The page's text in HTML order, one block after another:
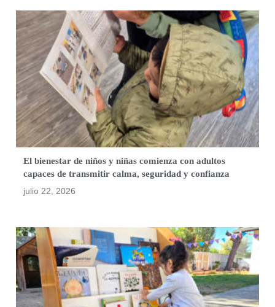
El bienestar de niños y niñas comienza con adultos
capaces de transmitir calma, seguridad y confianza
julio 22, 2026